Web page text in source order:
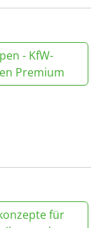
- KfW-
Premium
für